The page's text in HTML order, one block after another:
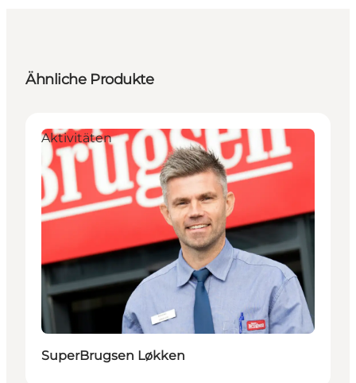
Ähnliche Produkte
Aktivitäten
SuperBrugsen Løkken